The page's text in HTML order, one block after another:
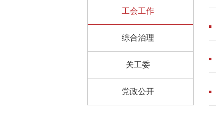
工会工作
综合治理
关工委
党政公开